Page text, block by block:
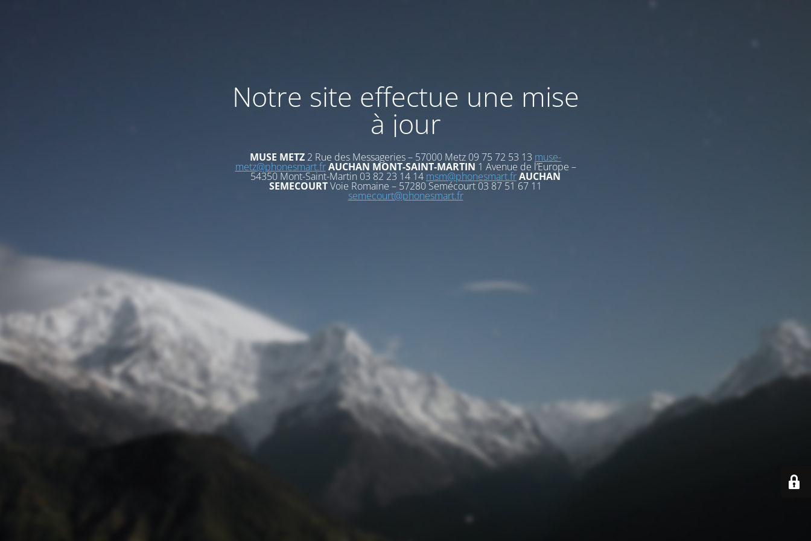
Notre site effectue une mise
à jour
MUSE METZ 2 Rue des Messageries – 57000 Metz 09 75 72 53 13 muse-
metz@phonesmart.fr AUCHAN MONT-SAINT-MARTIN 1 Avenue de l’Europe –
54350 Mont-Saint-Martin 03 82 23 14 14 msm@phonesmart.frAUCHAN
SEMECOURTVoie Romaine – 57280 Semécourt 03 87 51 67 11
semecourt@phonesmart.fr